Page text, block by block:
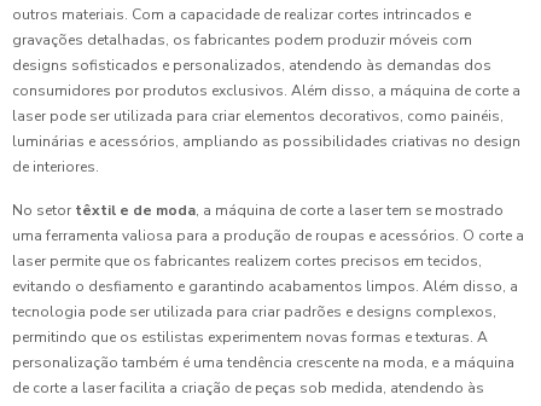
outros materiais. Com a capacidade de realizar cortes intrincados e
gravações detalhadas, os fabricantes podem produzir móveis com
designs sofisticados e personalizados, atendendo às demandas dos
consumidores por produtos exclusivos. Além disso, a máquina de corte a
laser pode ser utilizada para criar elementos decorativos, como painéis,
luminárias e acessórios, ampliando as possibilidades criativas no design
de interiores.
No setor têxtil e de moda, a máquina de corte a laser tem se mostrado
uma ferramenta valiosa para a produção de roupas e acessórios. O corte a
laser permite que os fabricantes realizem cortes precisos em tecidos,
evitando o desfiamento e garantindo acabamentos limpos. Além disso, a
tecnologia pode ser utilizada para criar padrões e designs complexos,
permitindo que os estilistas experimentem novas formas e texturas. A
personalização também é uma tendência crescente na moda, e a máquina
de corte a laser facilita a criação de peças sob medida, atendendo às